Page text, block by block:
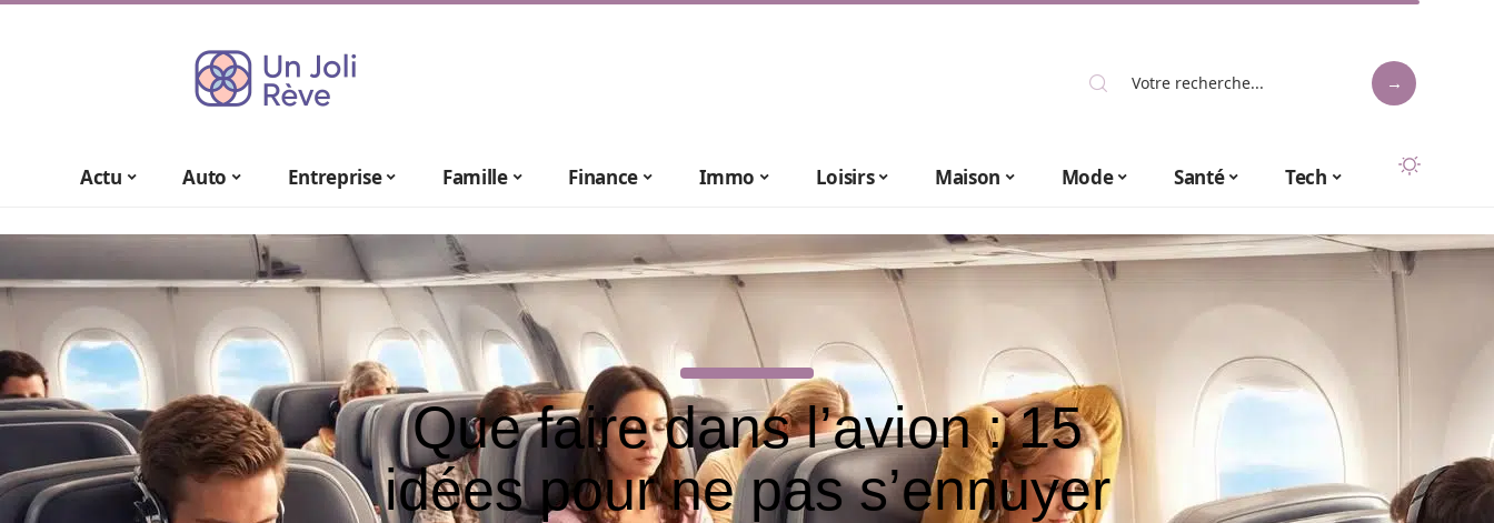
Actu Auto Entreprise Famille Finance Immo Loisirs Maison Mode Santé Tech
Que faire dans l’avion : 15
idées pour ne pas s’ennuyer